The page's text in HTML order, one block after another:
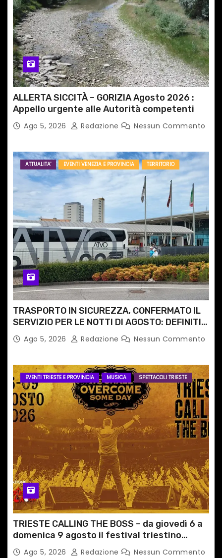
c
o
l
i
ALLERTA SICCITÀ – GORIZIA Agosto 2026 :
Appello urgente alle Autorità competenti
Ago 5, 2026 Redazione Nessun Commento
ATTUALITA' EVENTI VENEZIA E PROVINCIA TERRITORIO
TRASPORTO IN SICUREZZA, CONFERMATO IL
SERVIZIO PER LE NOTTI DI AGOSTO: DEFINITI
PERCORSI, FERMATE E ORARIO
Ago 5, 2026 Redazione Nessun Commento
EVENTI TRIESTE E PROVINCIA MUSICA SPETTACOLI TRIESTE
TRIESTE CALLING THE BOSS – da giovedì 6 a
domenica 9 agosto il festival triestino
dedicato a Springsteen
Ago 5, 2026 Redazione Nessun Commento